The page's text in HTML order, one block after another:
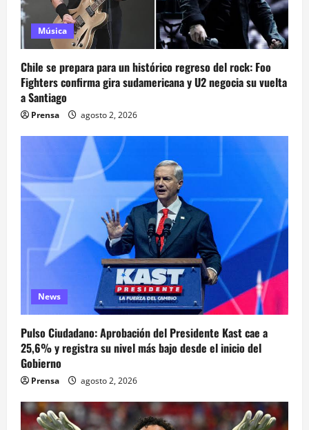
Música
Chile se prepara para un histórico regreso del rock: Foo
Fighters confirma gira sudamericana y U2 negocia su vuelta
a Santiago
Prensa agosto 2, 2026
News
Pulso Ciudadano: Aprobación del Presidente Kast cae a
25,6% y registra su nivel más bajo desde el inicio del
Gobierno
Prensa agosto 2, 2026